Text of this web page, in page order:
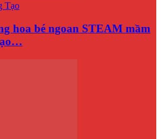
Tạo
hoa bé ngoan STEAM mầm